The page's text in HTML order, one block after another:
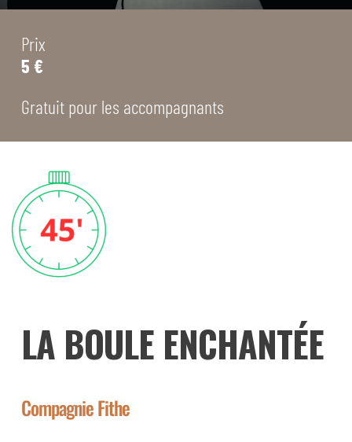
Prix
5 €
Gratuit pour les accompagnants
LA BOULE ENCHANTÉE
Compagnie Fithe